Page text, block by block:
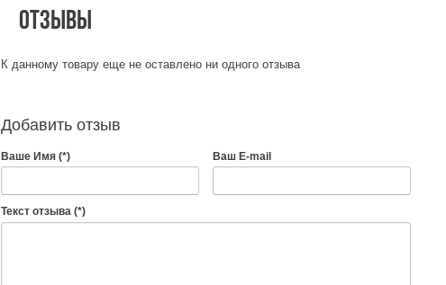
Отзывы
К данному товару еще не оставлено ни одного отзыва
Добавить отзыв
Ваше Имя (*) Ваш E-mail
Текст отзыва (*)